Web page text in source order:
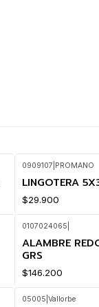
0909107 PROMANO
LINGOTERA
$29.900
0107024065
ALAMBRE
GRS
$146.200
05005 Vallorbe